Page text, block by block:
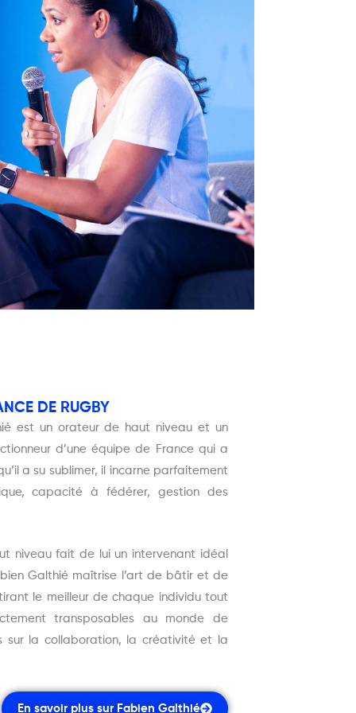
DE RUGBY
est un orateur de haut niveau et un
d’une équipe de France qui a
a su sublimer, il incarne parfaitement
capacité à fédérer, gestion des
niveau fait de lui un intervenant idéal
Galthié maîtrise l’art de bâtir et de
le meilleur de chaque individu tout
transposables au monde de
sur la collaboration, la créativité et la
En savoir plus sur Fabien Galthié